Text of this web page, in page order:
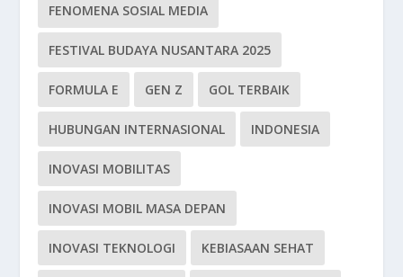
FENOMENA SOSIAL MEDIA
FESTIVAL BUDAYA NUSANTARA 2025
FORMULA E GEN Z GOL TERBAIK
HUBUNGAN INTERNASIONAL INDONESIA
INOVASI MOBILITAS
INOVASI MOBIL MASA DEPAN
INOVASI TEKNOLOGI KEBIASAAN SEHAT